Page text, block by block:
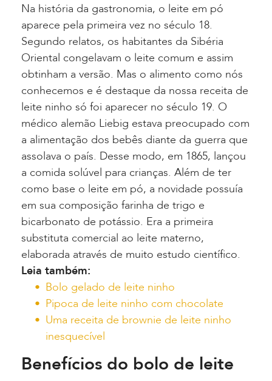
Na história da gastronomia, o leite em pó
aparece pela primeira vez no século 18.
Segundo relatos, os habitantes da Sibéria
Oriental congelavam o leite comum e assim
obtinham a versão. Mas o alimento como nós
conhecemos e é destaque da nossa receita de
leite ninho só foi aparecer no século 19. O
médico alemão Liebig estava preocupado com
a alimentação dos bebês diante da guerra que
assolava o país. Desse modo, em 1865, lançou
a comida solúvel para crianças. Além de ter
como base o leite em pó, a novidade possuía
em sua composição farinha de trigo e
bicarbonato de potássio. Era a primeira
substituta comercial ao leite materno,
elaborada através de muito estudo científico.
Leia também:
Bolo gelado de leite ninho
Pipoca de leite ninho com chocolate
Uma receita de brownie de leite ninho
inesquecível
Benefícios do bolo de leite